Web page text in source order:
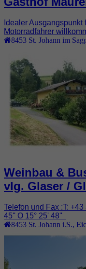
Idealer
Motorradfahrer
8453 St. Johann im
Weinbau &
vlg. Glaser /
Telefon und Fax :T:
45'' O 15° 25' 48''
8453 St. Johann i.S.